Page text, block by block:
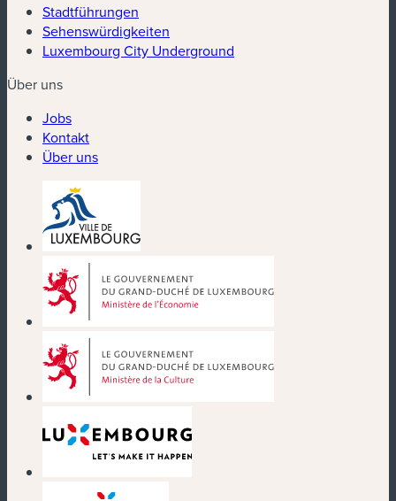
Stadtführungen
Sehenswürdigkeiten
Luxembourg City Underground
Über uns
Jobs
Kontakt
Über uns